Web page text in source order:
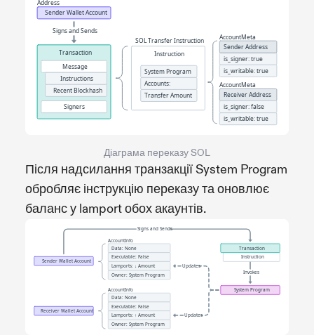
Діаграма переказу SOL
Після надсилання транзакції System Program
обробляє інструкцію переказу та оновлює
баланс у lamport обох акаунтів.